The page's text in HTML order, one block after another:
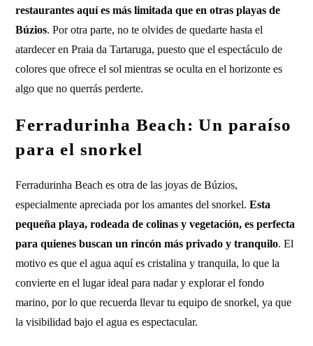
restaurantes aquí es más limitada que en otras playas de
Búzios. Por otra parte, no te olvides de quedarte hasta el
atardecer en Praia da Tartaruga, puesto que el espectáculo de
colores que ofrece el sol mientras se oculta en el horizonte es
algo que no querrás perderte.
Ferradurinha Beach: Un paraíso
para el snorkel
Ferradurinha Beach es otra de las joyas de Búzios,
especialmente apreciada por los amantes del snorkel.Esta
pequeña playa, rodeada de colinas y vegetación, es perfecta
para quienes buscan un rincón más privado y tranquilo. El
motivo es que el agua aquí es cristalina y tranquila, lo que la
convierte en el lugar ideal para nadar y explorar el fondo
marino, por lo que recuerda llevar tu equipo de snorkel, ya que
la visibilidad bajo el agua es espectacular.